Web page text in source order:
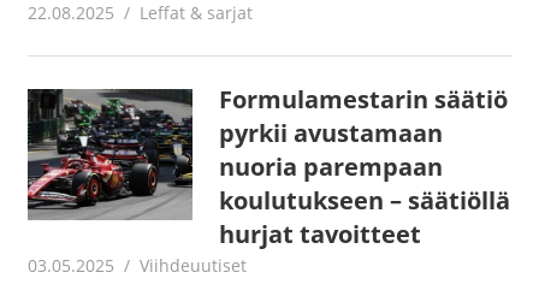
22.08.2025 Jouni Hirn
Leffat & sarjat
Formulamestarin säätiö
pyrkii avustamaan
nuoria parempaan
koulutukseen – säätiöllä
hurjat tavoitteet
03.05.2025 Juha Kaunisto
Viihdeuutiset